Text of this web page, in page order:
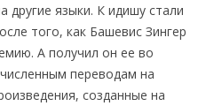
языки. К идишу стали
того, как Башевис Зингер
А получил он ее во
переводам на
созданные на